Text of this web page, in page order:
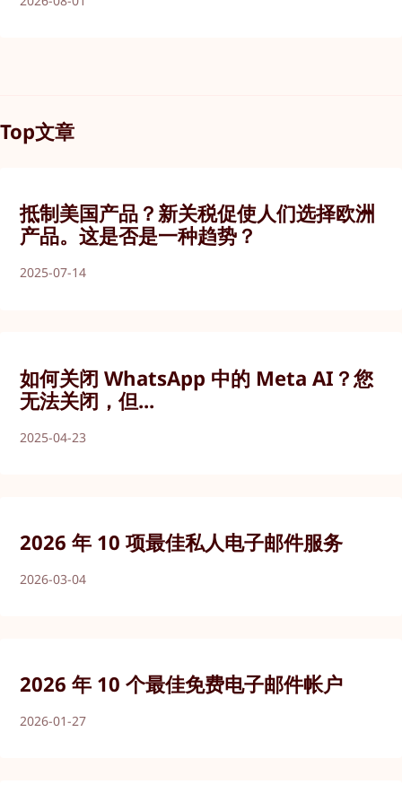
Top文章
抵制美国产品？新关税促使人们选择欧洲
产品。这是否是一种趋势？
2025-07-14
如何关闭 WhatsApp 中的 Meta AI？您
无法关闭，但...
2025-04-23
2026 年 10 项最佳私人电子邮件服务
2026-03-04
2026 年 10 个最佳免费电子邮件帐户
2026-01-27